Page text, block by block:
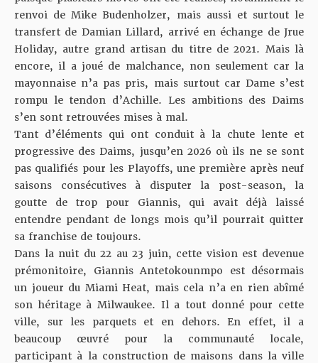
renvoi de Mike Budenholzer, mais aussi et surtout le
transfert de Damian Lillard, arrivé en échange de Jrue
Holiday, autre grand artisan du titre de 2021. Mais là
encore, il a joué de malchance, non seulement car la
mayonnaise n’a pas pris, mais surtout car Dame s’est
rompu le tendon d’Achille. Les ambitions des Daims
s’en sont retrouvées mises à mal.
Tant d’éléments qui ont conduit à la chute lente et
progressive des Daims, jusqu’en 2026 où ils ne se sont
pas qualifiés pour les Playoffs, une première après neuf
saisons consécutives à disputer la post-season, la
goutte de trop pour Giannis, qui avait déjà laissé
entendre pendant de longs mois qu’il pourrait quitter
sa franchise de toujours.
Dans la nuit du 22 au 23 juin, cette vision est devenue
prémonitoire, Giannis Antetokounmpo est désormais
un joueur du Miami Heat, mais cela n’a en rien abîmé
son héritage à Milwaukee. Il a tout donné pour cette
ville, sur les parquets et en dehors. En effet, il a
beaucoup œuvré pour la communauté locale,
participant à la construction de maisons dans la ville